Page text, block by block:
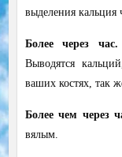
выделения кальция
Более через час.
Выводятся
ваших костях, так
Более чем через
вялым.